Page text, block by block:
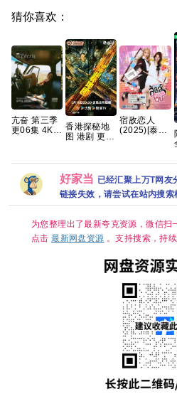
猜你喜欢：
亢奋 第三季
更06集 4K
香港探秘地
图 港剧 更11
宿敌恋人
(2025)[泰剧]
好家当 已经汇聚上万T网友
链接失效，请尝试在站内搜索
为您整理出了最新夸克资源，微信扫
点击最新网盘资源 。支持搜索，持